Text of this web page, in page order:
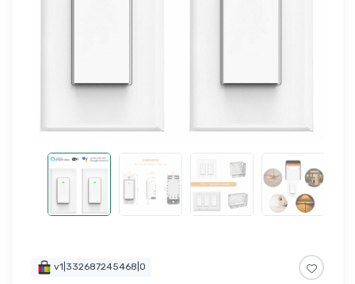
v1|332687245468|0